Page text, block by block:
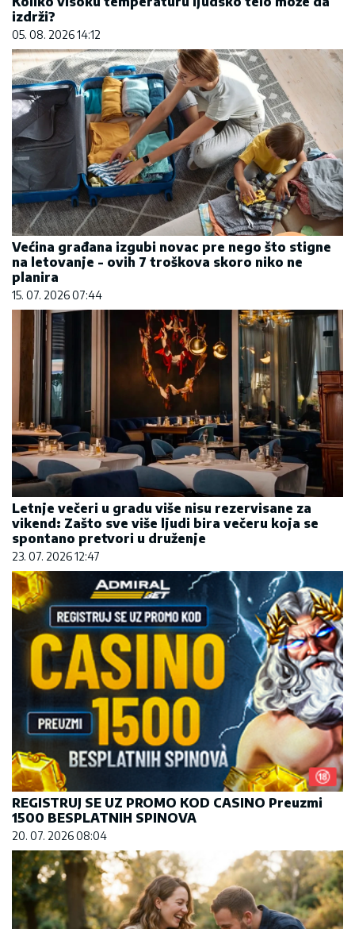
izdrži?
05. 08. 2026 14:12
Većina građana izgubi novac pre nego što stigne
na letovanje - ovih 7 troškova skoro niko ne
planira
15. 07. 2026 07:44
Letnje večeri u gradu više nisu rezervisane za
vikend: Zašto sve više ljudi bira večeru koja se
spontano pretvori u druženje
23. 07. 2026 12:47
REGISTRUJ SE UZ PROMO KOD CASINO Preuzmi
1500 BESPLATNIH SPINOVA
20. 07. 2026 08:04